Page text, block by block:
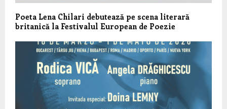
Poeta Lena Chilari debutează pe scena literară
britanică la Festivalul European de Poezie